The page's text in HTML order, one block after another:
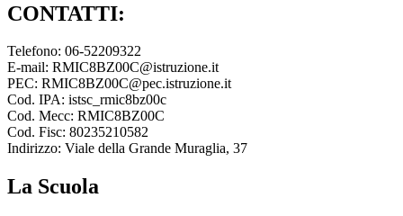
CONTATTI:
Telefono: 06-52209322
E-mail: RMIC8BZ00C@istruzione.it
PEC: RMIC8BZ00C@pec.istruzione.it
Cod. IPA: istsc_rmic8bz00c
Cod. Mecc: RMIC8BZ00C
Cod. Fisc: 80235210582
Indirizzo: Viale della Grande Muraglia, 37
La Scuola